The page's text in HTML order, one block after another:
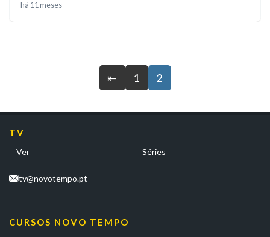
há 11 meses
⇤ 1 2
TV
Ver Séries
tv@novotempo.pt
CURSOS NOVO TEMPO